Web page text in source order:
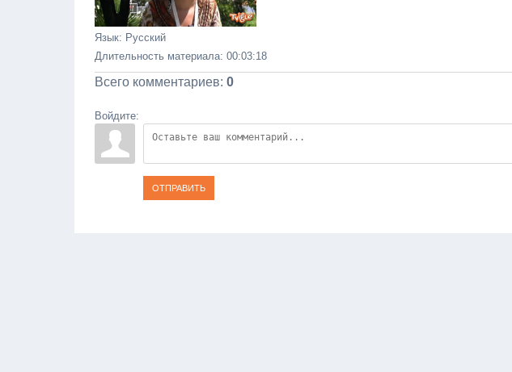
Язык: Русский
Длительность материала: 00:03:18
Всего комментариев: 0
Войдите:
ОТПРАВИТЬ